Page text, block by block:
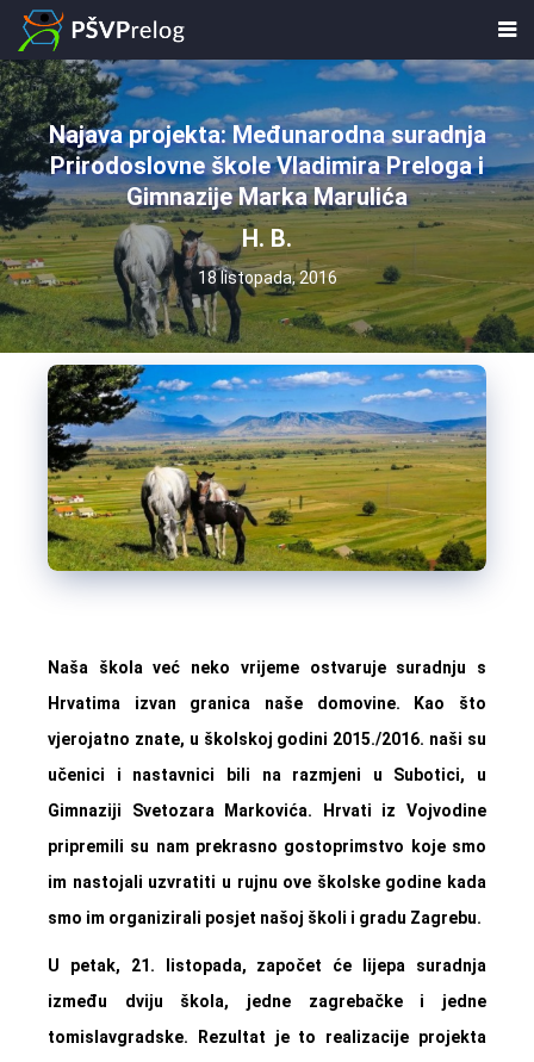
Najava projekta: Međunarodna suradnja
Prirodoslovne škole Vladimira Preloga i
Gimnazije Marka Marulića
H. B.
18 listopada, 2016
Naša škola već neko vrijeme ostvaruje suradnju s
Hrvatima izvan granica naše domovine. Kao što
vjerojatno znate, u školskoj godini 2015./2016. naši su
učenici i nastavnici bili na razmjeni u Subotici, u
Gimnaziji Svetozara Markovića. Hrvati iz Vojvodine
pripremili su nam prekrasno gostoprimstvo koje smo
im nastojali uzvratiti u rujnu ove školske godine kada
smo im organizirali posjet našoj školi i gradu Zagrebu.
U petak, 21. listopada, započet će lijepa suradnja
između dviju škola, jedne zagrebačke i jedne
tomislavgradske. Rezultat je to realizacije projekta